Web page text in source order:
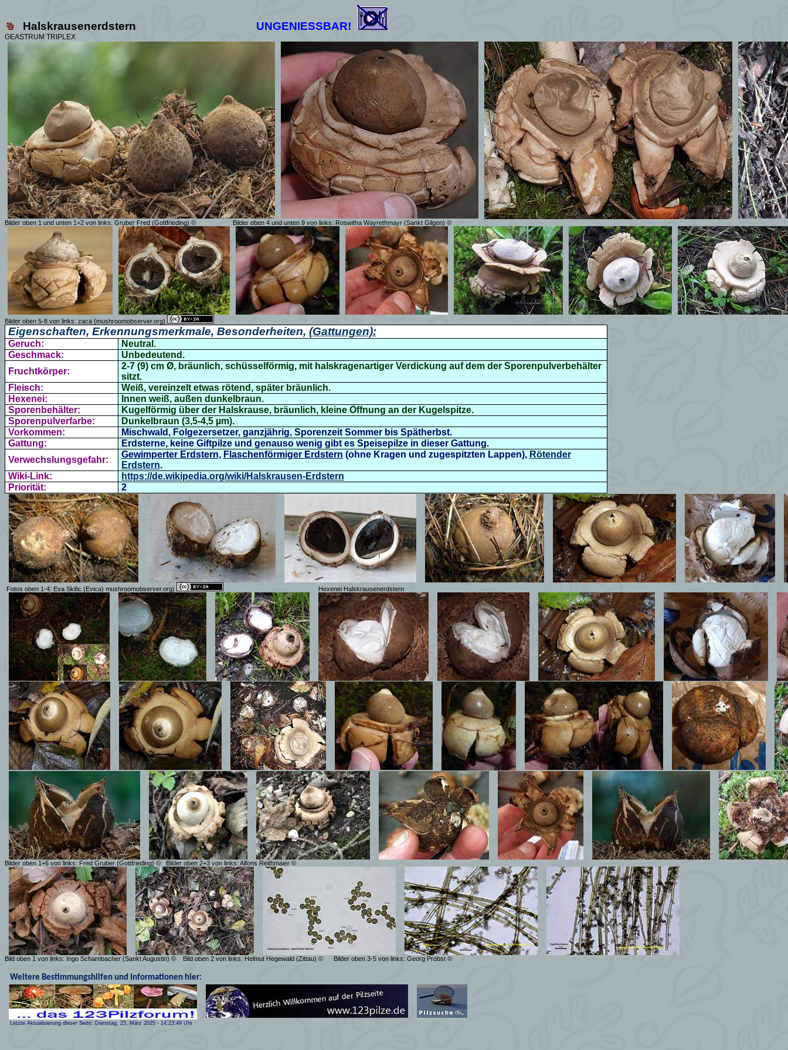
Halskrausenerdstern UNGENIESSBAR!
GEASTRUM TRIPLEX
Bilder oben 1 und unten 1+2 von links: Gruber Fred (Gottfrieding) © Bilder oben 4 und unten 9 von links: Roswitha Wayrethmayr (Sankt Gilgen) ©
Bilder oben 5-8 von links: zaca (mushroomobserver.org)
Eigenschaften, Erkennungsmerkmale, Besonderheiten, (Gattungen):
Geruch:
Neutral.
Geschmack:
Unbedeutend.
Fruchtkörper:
2-7 (9) cm Ø, bräunlich, schüsselförmig, mit halskragenartiger Verdickung auf dem der Sporenpulverbehälter
sitzt.
Fleisch:
Weiß, vereinzelt etwas rötend, später bräunlich.
Hexenei:
Innen weiß, außen dunkelbraun.
Sporenbehälter:
Kugelförmig über der Halskrause, bräunlich, kleine Öffnung an der Kugelspitze.
Sporenpulverfarbe:
Dunkelbraun (3,5-4,5 µm).
Vorkommen:
Mischwald, Folgezersetzer, ganzjährig, Sporenzeit Sommer bis Spätherbst.
Gattung:
Erdsterne, keine Giftpilze und genauso wenig gibt es Speisepilze in dieser Gattung.
Verwechslungsgefahr:
Gewimperter Erdstern, Flaschenförmiger Erdstern (ohne Kragen und zugespitzten Lappen), Rötender
Erdstern.
Wiki-Link:
https://de.wikipedia.org/wiki/Halskrausen-Erdstern
Priorität:
2
Fotos oben 1-4: Eva Skific (Evica) mushroomobserver.org) Hexenei Halskrausenerdstern
Bilder oben 1+6 von links: Fred Gruber (Gottfrieding) © Bilder oben 2+3 von links: Alfons Reithmaier ©
Bild oben 1 von links: Ingo Scharnbacher (Sankt Augustin) © Bild oben 2 von links: Helmut Hegewald (Zittau) © Bilder oben 3-5 von links: Georg Probst ©
Weitere Bestimmungshilfen und Informationen hier:
Letzte Aktualisierung dieser Seite: Dienstag, 25. März 2025 - 14:23:49 Uhr